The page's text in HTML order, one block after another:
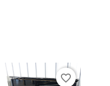
favorite_border